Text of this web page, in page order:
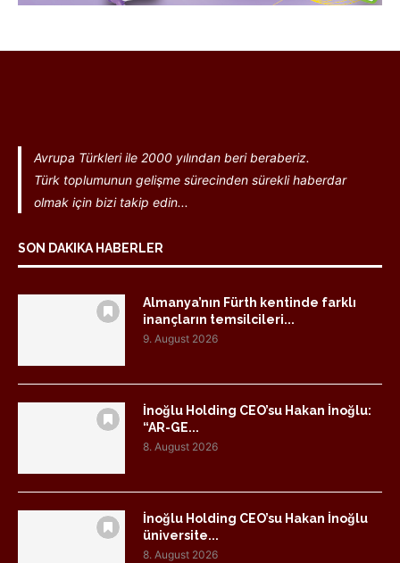
Avrupa Türkleri ile 2000 yılından beri beraberiz.
Türk toplumunun gelişme sürecinden sürekli haberdar
olmak için bizi takip edin...
SON DAKIKA HABERLER
Almanya’nın Fürth kentinde farklı
inançların temsilcileri...
9. August 2026
İnoğlu Holding CEO’su Hakan İnoğlu:
“AR-GE...
8. August 2026
İnoğlu Holding CEO’su Hakan İnoğlu
üniversite...
8. August 2026